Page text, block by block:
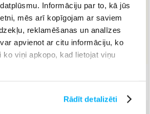
Informāciju par to, kā jūs
mēs arī kopīgojam ar saviem
reklamēšanas un analīzes
apvienot ar citu informāciju, ko
ko viņi apkopo, kad lietojat viņu
Rādīt detalizēti
IELIKT GROZĀ